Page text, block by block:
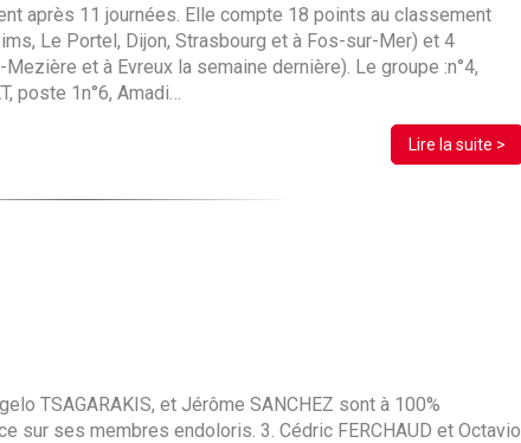
après 11 journées. Elle compte 18 points au classement
Le Portel, Dijon, Strasbourg et à Fos-sur-Mer) et 4
et à Evreux la semaine dernière). Le groupe :n°4,
poste 1n°6, Amadi…
Lire la suite >
TSAGARAKIS, et Jérôme SANCHEZ sont à 100%
sur ses membres endoloris. 3. Cédric FERCHAUD et Octavio